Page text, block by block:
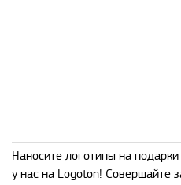
Наносите логотипы на
у нас на Logoton! Совершайте